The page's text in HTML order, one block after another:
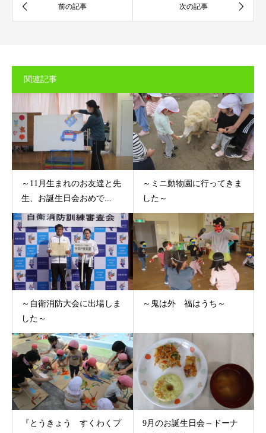
関連記事
～11月生まれのお友達と先
生、お誕生日会おめで...
～ミニ動物園に行ってきま
した～
～自衛消防大会に出場しま
した～
～鬼は外 福はうち～
『とうきょう すくわくプ
9月のお誕生日会～ドーナ